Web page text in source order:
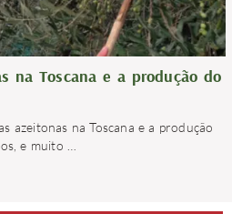
na Toscana e a produção do
azeitonas na Toscana e a produção
e muito